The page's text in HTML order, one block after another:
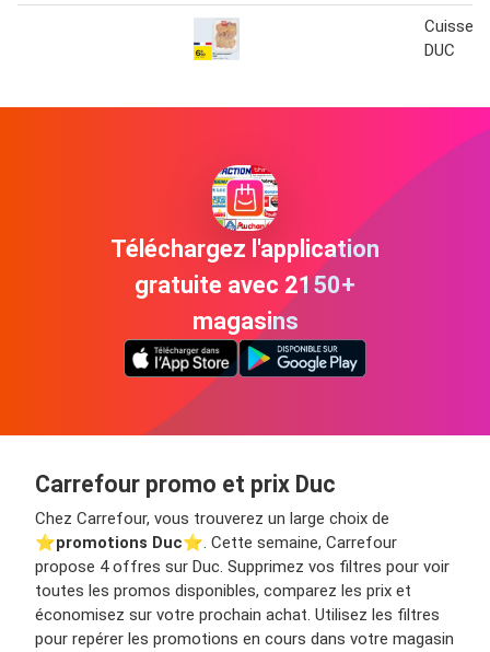
Cuisse
DUC
Téléchargez l'application
gratuite avec 2150+
magasins
Carrefour promo et prix Duc
Chez Carrefour, vous trouverez un large choix de
⭐️promotions Duc⭐️. Cette semaine, Carrefour
propose 4 offres sur Duc. Supprimez vos filtres pour voir
toutes les promos disponibles, comparez les prix et
économisez sur votre prochain achat. Utilisez les filtres
pour repérer les promotions en cours dans votre magasin